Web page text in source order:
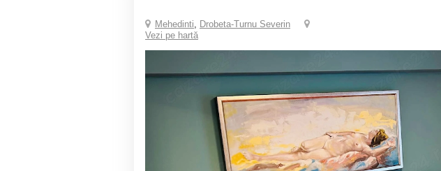
Mehedinti, Drobeta-Turnu Severin
Vezi pe hartă